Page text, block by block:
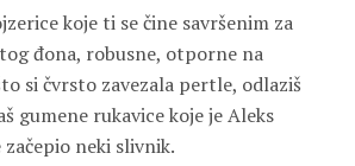
koje ti se čine savršenim za
đona, robusne, otporne na
si čvrsto zavezala pertle, odlaziš
gumene rukavice koje je Aleks
neki slivnik.